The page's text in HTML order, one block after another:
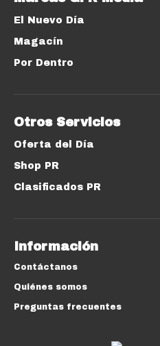
El Nuevo Día
Magacín
Por Dentro
Otros Servicios
Oferta del Día
Shop PR
Clasificados PR
Información
Contáctanos
Quiénes somos
Preguntas frecuentes